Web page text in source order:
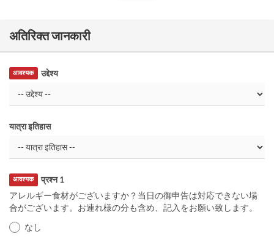
अतिरिक्त जानकारी
उद्देश्य
आवश्यक
यात्रा इतिहास
प्रश्न 1
आवश्यक
アレルギー食材がございますか？当日の御申告は対応できない場
合がございます。お連れ様の分も含め、記入をお願い致します。
なし